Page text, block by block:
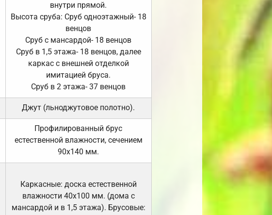
внутри прямой.
Высота сруба: Сруб одноэтажный- 18
венцов
Сруб с мансардой- 18 венцов
Сруб в 1,5 этажа- 18 венцов, далее
каркас с внешней отделкой
имитацией бруса.
Сруб в 2 этажа- 37 венцов
Джут (льноджутовое полотно).
Профилированный брус
естественной влажности, сечением
90х140 мм.
Каркасные: доска естественной
влажности 40х100 мм. (дома с
мансардой и в 1,5 этажа). Брусовые: